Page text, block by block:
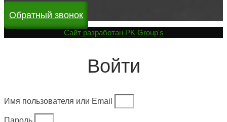
Обратный звонок
Cайт разработан PK Group's
Войти
Имя пользователя или Email